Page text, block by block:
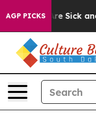
AGP PICKSAre Sick and